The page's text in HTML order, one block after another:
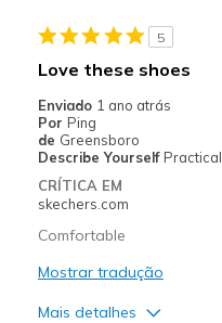
Melhores utilizações
Going Out
Travel
View On Shoes
5
Love these shoes
Enviado 1 ano atrás
Por Ping
de Greensboro
Describe Yourself Practical
CRÍTICA EM
skechers.com
Comfortable
Mostrar tradução
Mais detalhes